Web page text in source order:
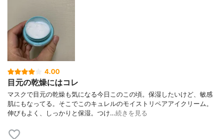
4.00
目元の乾燥にはコレ
マスクで目元の乾燥も気になる今日このこの頃。保湿したいけど、敏感
肌にもなってる。そこでこのキュレルのモイストリペアアイクリーム。
伸びもよく、しっかりと保湿。つけ…続きを見る